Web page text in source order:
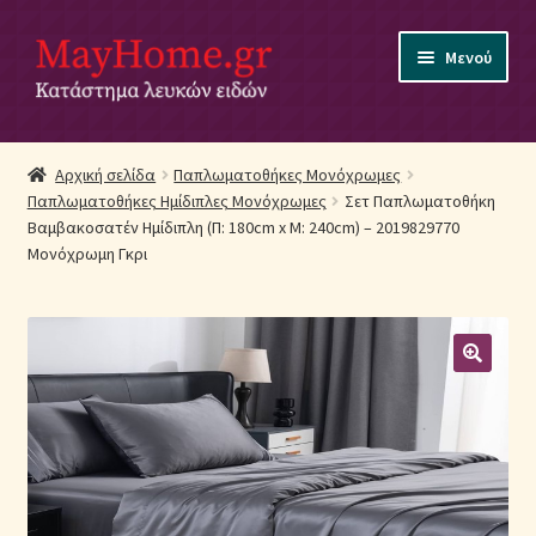
Απευθείας
μετάβαση
στην
Μετάβαση
σε
περιεχόμενο
Μενού
Αρχική
Ακύρωση Παραγγελίας
Αποστολές
Επικοινωνία
Επιστροφές Προϊόντων
Η εταιρία μας
Αρχική σελίδα
Παπλωματοθήκες Μονόχρωμες
Παπλωματοθήκες Ημίδιπλες Μονόχρωμες
Σετ Παπλωματοθήκη
Βαμβακοσατέν Ημίδιπλη (Π: 180cm x Μ: 240cm) – 2019829770
Μονόχρωμη Γκρι